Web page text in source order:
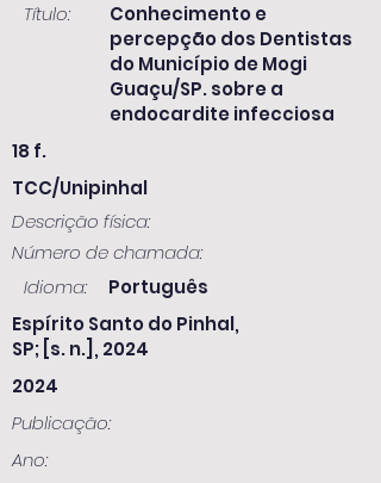
Título:
Conhecimento e
percepção dos Dentistas
do Município de Mogi
Guaçu/SP. sobre a
endocardite infecciosa
18 f.
TCC/Unipinhal
Descrição física:
Número de chamada:
Idioma:
Português
Espírito Santo do Pinhal,
SP; [s. n.], 2024
2024
Publicação:
Ano: